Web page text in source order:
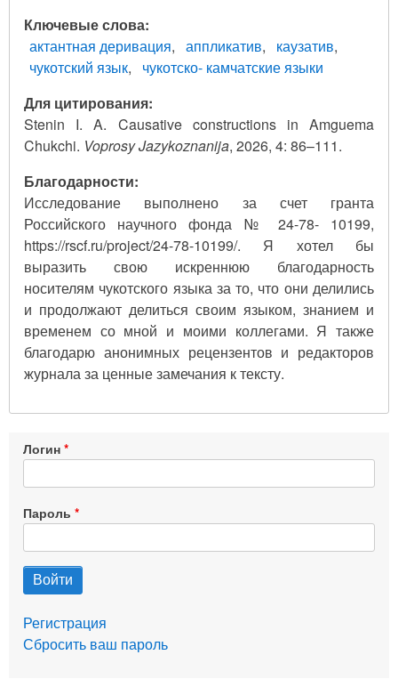
Ключевые слова
актантная деривация
аппликатив
каузатив
чукотский язык
чукотско- камчатские языки
Для цитирования:
Stenin I. A. Causative constructions in Amguema
Chukchi. Voprosy Jazykoznanija, 2026, 4: 86–111.
Благодарности:
Исследование выполнено за счет гранта
Российского научного фонда № 24-78- 10199,
https://rscf.ru/project/24-78-10199/. Я хотел бы
выразить свою искреннюю благодарность
носителям чукотского языка за то, что они делились
и продолжают делиться своим языком, знанием и
временем со мной и моими коллегами. Я также
благодарю анонимных рецензентов и редакторов
журнала за ценные замечания к тексту.
Логин
Пароль
Регистрация
Сбросить ваш пароль